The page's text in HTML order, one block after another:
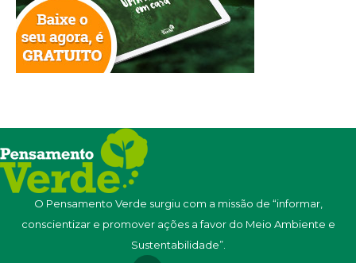
O Pensamento Verde surgiu com a missão de “informar,
conscientizar e promover ações a favor do Meio Ambiente e
Sustentabilidade”.